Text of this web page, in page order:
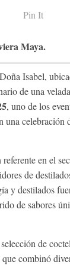
Pin It
Maya.
Isabel,
de una
, uno de los
una
en el
de
y destilados
de sabores
de
combinó